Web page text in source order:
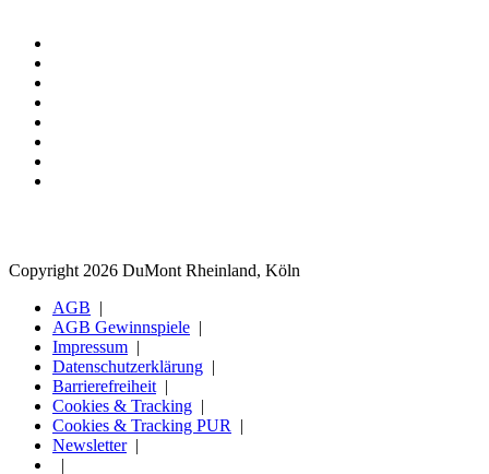
Copyright 2026 DuMont Rheinland, Köln
AGB
AGB Gewinnspiele
Impressum
Datenschutzerklärung
Barrierefreiheit
Cookies & Tracking
Cookies & Tracking PUR
Newsletter